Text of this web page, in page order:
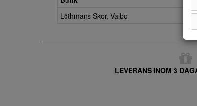
Löthmans Skor, Valbo
LEVERANS INOM 3